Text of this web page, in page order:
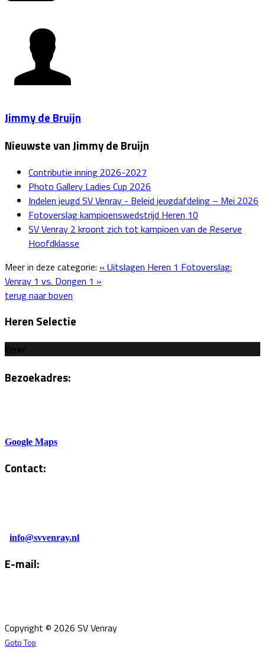
Jimmy de Bruijn
Nieuwste van Jimmy de Bruijn
Contributie inning 2026-2027
Photo Gallery Ladies Cup 2026
Indelen jeugd SV Venray - Beleid jeugdafdeling – Mei 2026
Fotoverslag kampioenswedstrijd Heren 10
SV Venray 2 kroont zich tot kampioen van de Reserve
Hoofdklasse
Meer in deze categorie: « Uitslagen Heren 1 Fotoverslag:
Venray 1 vs. Dongen 1 »
terug naar boven
Heren Selectie
Error
Bezoekadres:
Google Maps
Contact:
info@svvenray.nl
E-mail:
Copyright © 2026 SV Venray
Goto Top